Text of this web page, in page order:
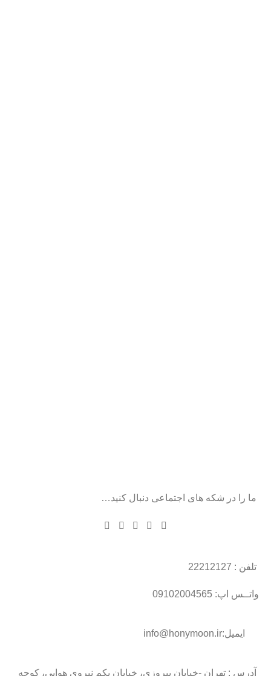
ما را در شکه های اجتماعی دنبال کنید…
تلفن : 22212127
واتــس اپ: 09102004565
ایمیل:info@honymoon.ir
آدرس : تهران -خیابان پیروزی، خیابان یکم نیروی هوایی، کوچه